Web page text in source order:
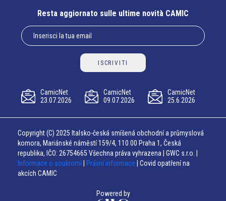
Resta aggiornato sulle ultime novità CAMIC
ISCRIVITI
CamicNet
23.07.2026
CamicNet
09.07.2026
CamicNet
25.6.2026
Copyright (C) 2025 Italsko-česká smíšená obchodní a průmyslová
komora, Mariánské náměstí 159/4, 110 00 Praha 1, Česká
republika, IČO: 26754665 Všechna práva vyhrazena | GWC s.r.o. |
Informace o soukromí
Právní informace | Covid opatření na
akcích CAMIC
Powered by